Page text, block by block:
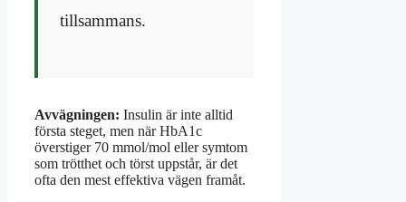
tillsammans.
Avvägningen: Insulin är inte alltid
första steget, men när HbA1c
överstiger 70 mmol/mol eller symtom
som trötthet och törst uppstår, är det
ofta den mest effektiva vägen framåt.